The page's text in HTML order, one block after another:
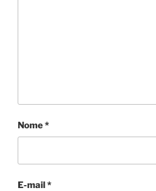
Nome*
E-mail*